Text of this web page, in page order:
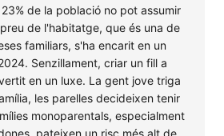
de la població no pot assumir
de l'habitatge, que és una de
familiars, s'ha encarit en un
Senzillament, criar un fill a
en un luxe. La gent jove triga
les parelles decideixen tenir
monoparentals, especialment
pateixen un risc més alt de